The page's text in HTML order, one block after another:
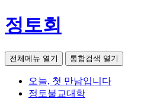
정토회
전체메뉴 열기 통합검색 열기
오늘, 첫 만남입니다
정토불교대학